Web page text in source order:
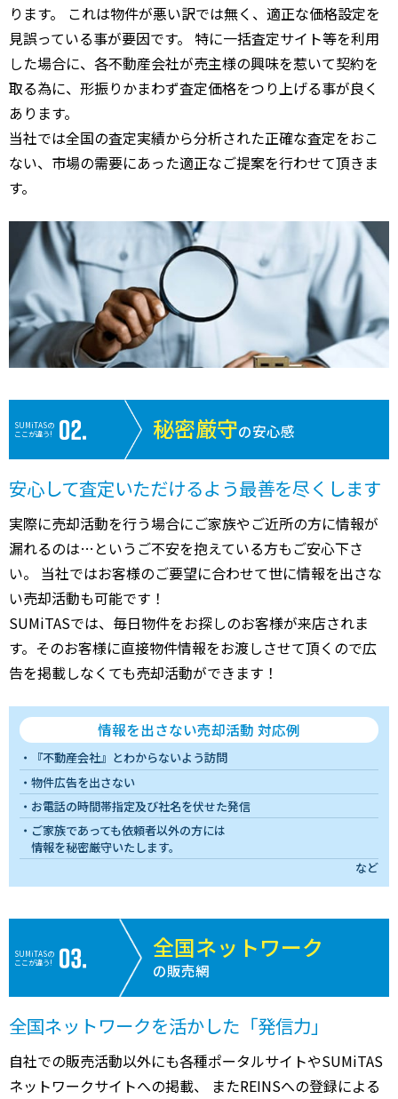
ります。 これは物件が悪い訳では無く、適正な価格設定を
見誤っている事が要因です。 特に一括査定サイト等を利用
した場合に、各不動産会社が売主様の興味を惹いて契約を
取る為に、形振りかまわず査定価格をつり上げる事が良く
あります。
当社では全国の査定実績から分析された正確な査定をおこ
ない、市場の需要にあった適正なご提案を行わせて頂きま
す。
SUMiTASの
ここが違う!
秘密厳守の安心感
安心して査定いただけるよう最善を尽くします
実際に売却活動を行う場合にご家族やご近所の方に情報が
漏れるのは…というご不安を抱えている方もご安心下さ
い。 当社ではお客様のご要望に合わせて世に情報を出さな
い売却活動も可能です！
SUMiTASでは、毎日物件をお探しのお客様が来店されま
す。そのお客様に直接物件情報をお渡しさせて頂くので広
告を掲載しなくても売却活動ができます！
情報を出さない売却活動 対応例
『不動産会社』とわからないよう訪問
物件広告を出さない
お電話の時間帯指定及び社名を伏せた発信
ご家族であっても依頼者以外の方には
情報を秘密厳守いたします。
など
SUMiTASの
ここが違う!
全国ネットワーク
の販売網
全国ネットワークを活かした「発信力」
自社での販売活動以外にも各種ポータルサイトやSUMiTAS
ネットワークサイトへの掲載、 またREINSへの登録による